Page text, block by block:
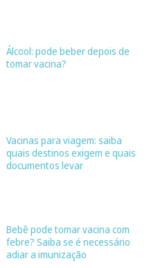
Álcool: pode beber depois de
tomar vacina?
Vacinas para viagem: saiba
quais destinos exigem e quais
documentos levar
Bebê pode tomar vacina com
febre? Saiba se é necessário
adiar a imunização